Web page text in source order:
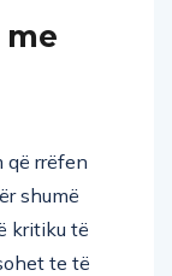
që rrëfen
shumë
kritiku të
te të